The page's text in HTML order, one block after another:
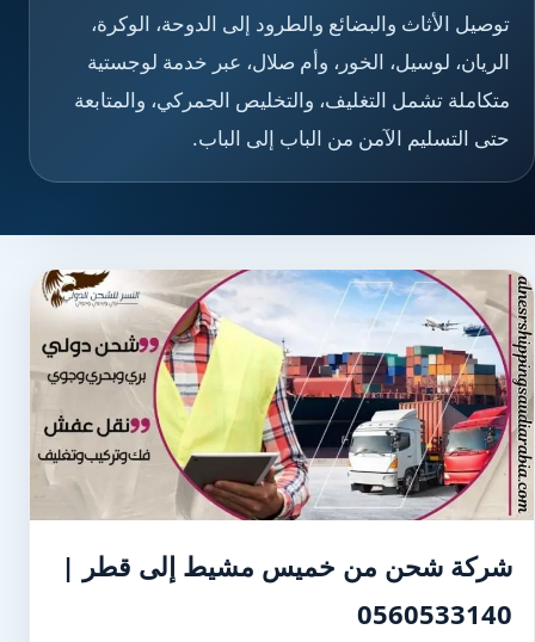
توصيل الأثاث والبضائع والطرود إلى الدوحة، الوكرة،
الريان، لوسيل، الخور، وأم صلال، عبر خدمة لوجستية
متكاملة تشمل التغليف، والتخليص الجمركي، والمتابعة
حتى التسليم الآمن من الباب إلى الباب.
شركة شحن من خميس مشيط إلى قطر |
0560533140